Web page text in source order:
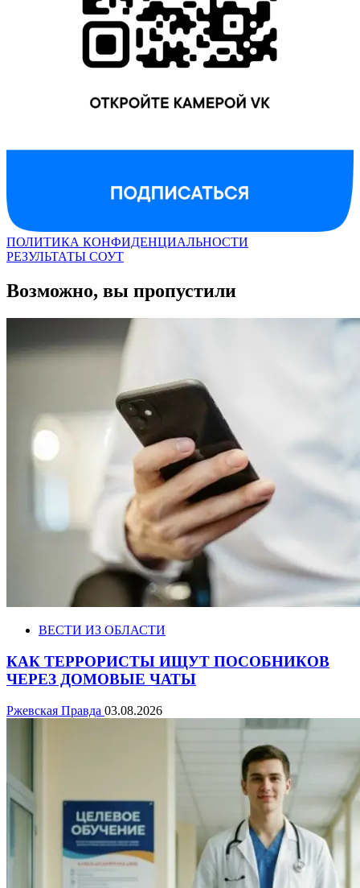
ПОЛИТИКА КОНФИДЕНЦИАЛЬНОСТИ
РЕЗУЛЬТАТЫ СОУТ
Возможно, вы пропустили
ВЕСТИ ИЗ ОБЛАСТИ
КАК ТЕРРОРИСТЫ ИЩУТ ПОСОБНИКОВ
ЧЕРЕЗ ДОМОВЫЕ ЧАТЫ
Ржевская Правда 03.08.2026